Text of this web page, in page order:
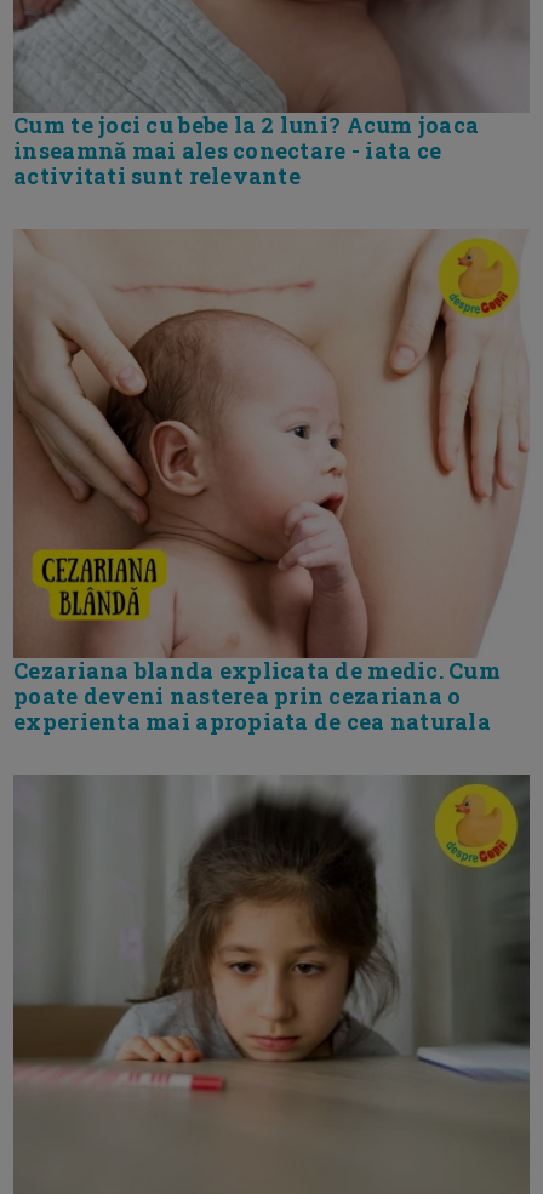
Cum te joci cu bebe la 2 luni? Acum joaca
inseamnă mai ales conectare - iata ce
activitati sunt relevante
Cezariana blanda explicata de medic. Cum
poate deveni nasterea prin cezariana o
experienta mai apropiata de cea naturala